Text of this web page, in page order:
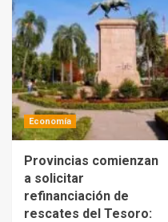
Economía
Provincias comienzan
a solicitar
refinanciación de
rescates del Tesoro: